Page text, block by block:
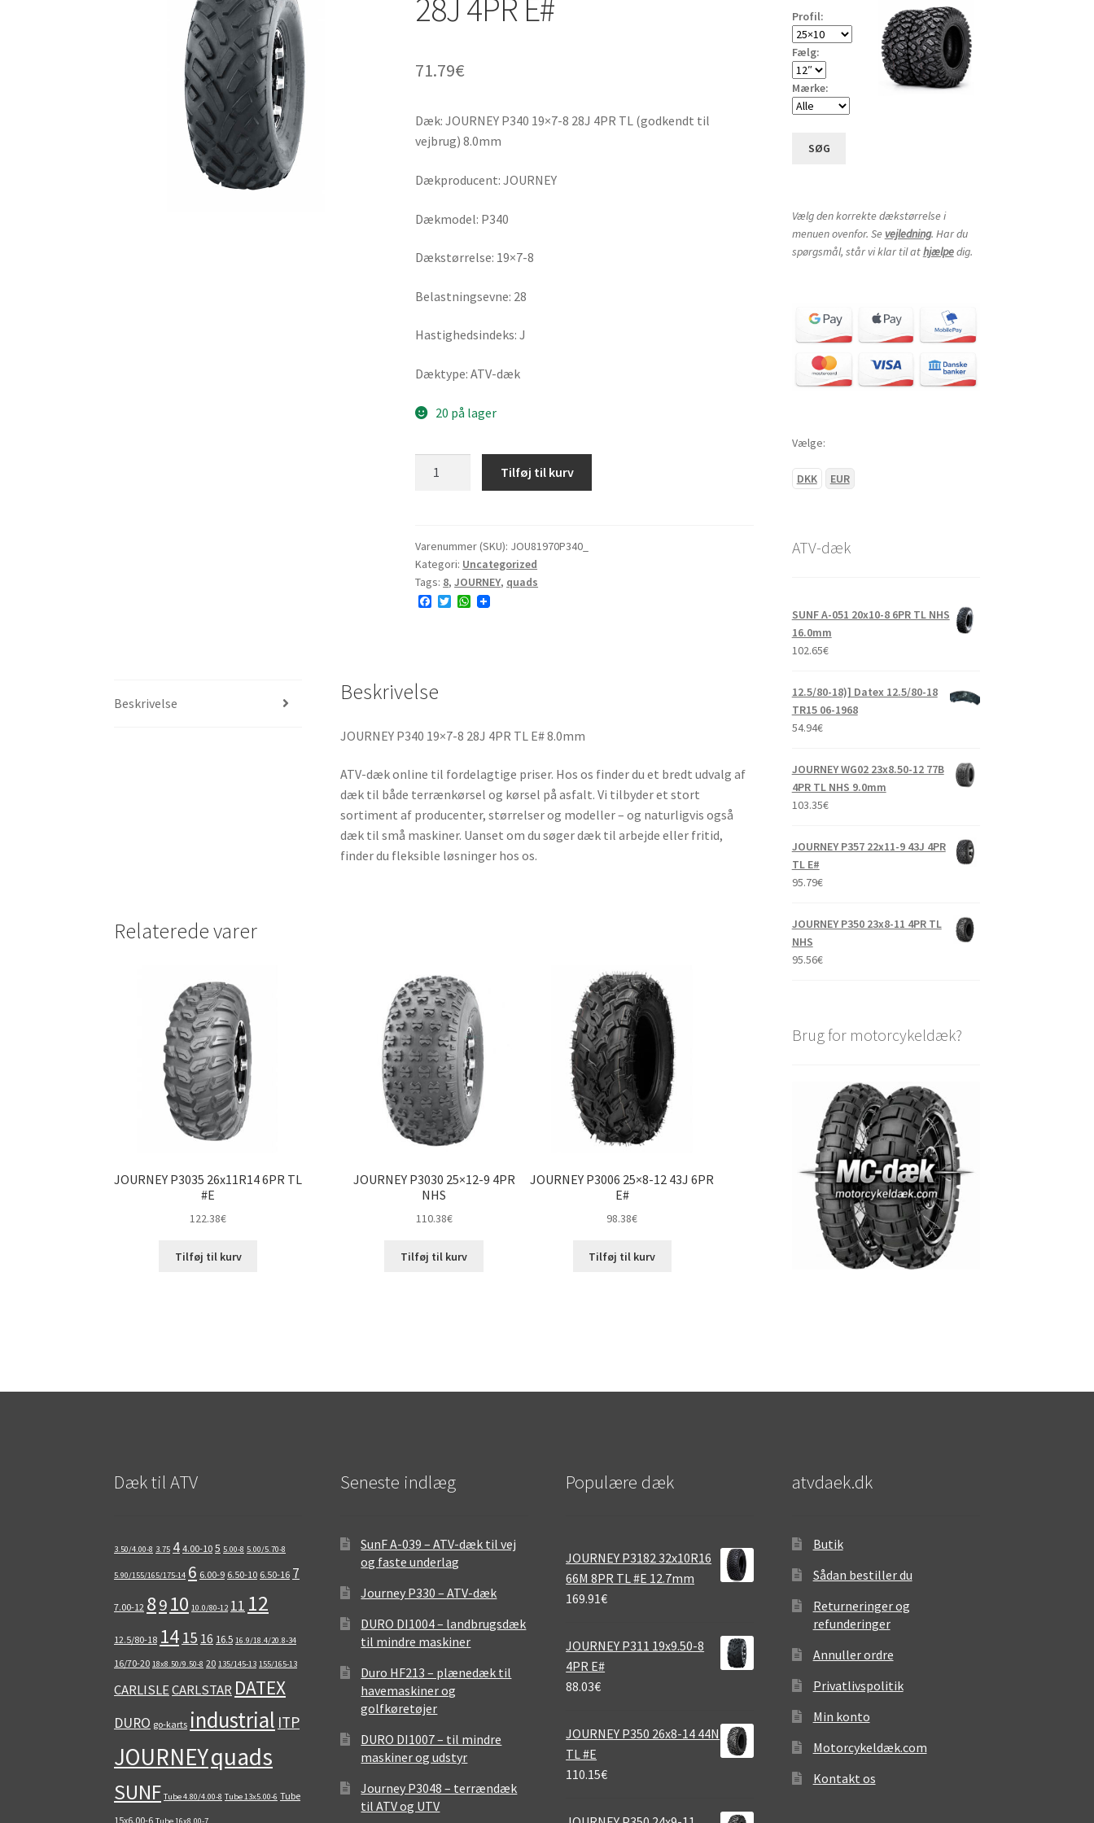
28J 4PR E#
71.79€
Dæk: JOURNEY P340 19×7-8 28J 4PR TL (godkendt til
vejbrug) 8.0mm
Dækproducent: JOURNEY
Dækmodel: P340
Dækstørrelse: 19×7-8
Belastningsevne: 28
Hastighedsindeks: J
Dæktype: ATV-dæk
20 på lager
28J
4PR
E#
antal
Tilføj til kurv
Varenummer (SKU): JOU81970P340_
Kategori: Uncategorized
Tags: 8,JOURNEY, quads
F
k
T
W
Beskrivelse Beskrivelse
JOURNEY P340 19×7-8 28J 4PR TL E# 8.0mm
ATV-dæk online til fordelagtige priser. Hos os finder du et bredt udvalg af
dæk til både terrænkørsel og kørsel på asfalt. Vi tilbyder et stort
sortiment af producenter, størrelser og modeller – og naturligvis også
dæk til små maskiner. Uanset om du søger dæk til arbejde eller fritid,
finder du fleksible løsninger hos os.
Relaterede varer
JOURNEY P3035 26x11R14 6PR TL
#E
122.38€
Tilføj til kurv
JOURNEY P3030 25×12-9 4PR
NHS
110.38€
Tilføj til kurv
JOURNEY P3006 25×8-12 43J 6PR
E#
98.38€
Tilføj til kurv
Profil:
Fælg:
Mærke:
SØG
Vælg den korrekte dækstørrelse i
menuen ovenfor. Se vejledning. Har du
spørgsmål, står vi klar til athjælpedig.
Vælge:
DKK EUR
ATV-dæk
SUNF A-051 20x10-8 6PR TL NHS
16.0mm
102.65€
12.5/80-18)] Datex 12.5/80-18
TR15 06-1968
54.94€
JOURNEY WG02 23x8.50-12 77B
4PR TL NHS 9.0mm
103.35€
JOURNEY P357 22x11-9 43J 4PR
TL E#
95.79€
JOURNEY P350 23x8-11 4PR TL
NHS
95.56€
Brug for motorcykeldæk?
Dæk til ATV
3.50/4.00-8 3.75 4 4.00-10 5 5.00-8 5.00/5.70-8
5.90/155/165/175-14 6 6.00-9 6.50-10 6.50-16 7
7.00-12 8910 10.0/80-12 11 12
12.5/80-18 14 15 16 16.5 16.9/18.4/20.8-34
16/70-20 18x8.50/9.50-8 20 135/145-13 155/165-13
CARLISLECARLSTAR DATEX
DURO go-karts industrial ITP
JOURNEYquads
SUNF Tube 4.80/4.00-8 Tube 13x5.00-6 Tube
15x6.00-6 Tube 16x8.00-7
Seneste indlæg
SunF A-039 – ATV-dæk til vej
og faste underlag
Journey P330 – ATV-dæk
DURO DI1004 – landbrugsdæk
til mindre maskiner
Duro HF213 – plænedæk til
havemaskiner og
golfkøretøjer
DURO DI1007 – til mindre
maskiner og udstyr
Journey P3048 – terrændæk
til ATV og UTV
Populære dæk
JOURNEY P3182 32x10R16
66M 8PR TL #E 12.7mm
169.91€
JOURNEY P311 19x9.50-8
4PR E#
88.03€
JOURNEY P350 26x8-14 44N
TL #E
110.15€
atvdaek.dk
Butik
Sådan bestiller du
Returneringer og
refunderinger
Annuller ordre
Privatlivspolitik
Min konto
Motorcykeldæk.com
Kontakt os